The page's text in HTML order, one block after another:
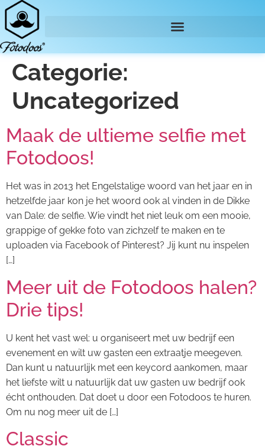
Categorie:
Uncategorized
Maak de ultieme selfie met
Fotodoos!
Het was in 2013 het Engelstalige woord van het jaar en in
hetzelfde jaar kon je het woord ook al vinden in de Dikke
van Dale: de selfie. Wie vindt het niet leuk om een mooie,
grappige of gekke foto van zichzelf te maken en te
uploaden via Facebook of Pinterest? Jij kunt nu inspelen
[…]
Meer uit de Fotodoos halen?
Drie tips!
U kent het vast wel: u organiseert met uw bedrijf een
evenement en wilt uw gasten een extraatje meegeven.
Dan kunt u natuurlijk met een keycord aankomen, maar
het liefste wilt u natuurlijk dat uw gasten uw bedrijf ook
écht onthouden. Dat doet u door een Fotodoos te huren.
Om nu nog meer uit de […]
Classic